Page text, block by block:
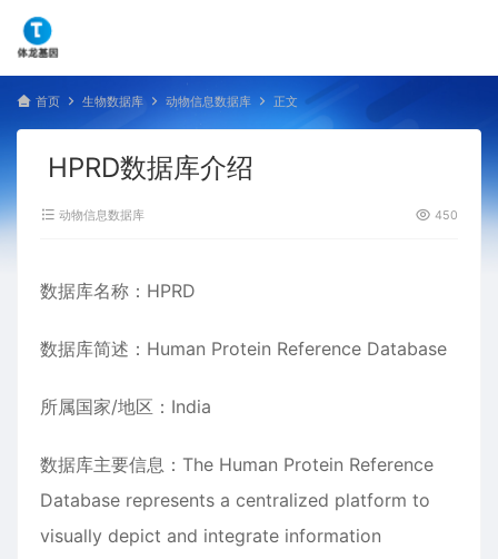
首页 生物数据库 动物信息数据库 正文
HPRD数据库介绍
动物信息数据库 450
数据库名称：HPRD
数据库简述：Human Protein Reference Database
所属国家/地区：India
数据库主要信息：The Human Protein Reference
Database represents a centralized platform to
visually depict and integrate information